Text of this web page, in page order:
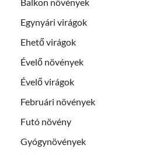
Egynyári virágok
Ehető virágok
Évelő növények
Évelő virágok
Februári növények
Futó növény
Gyógynövények